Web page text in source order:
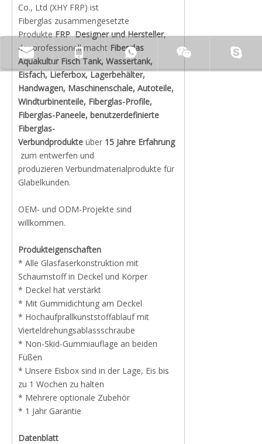
Co., Ltd (XHY FRP) ist
Fiberglas zusammengesetzte
ProdukteFRP Designer und Hersteller,
der professionell macht Fiberglas
Aquakultur Fisch Tank, Wassertank,
Eisfach, Lieferbox, Lagerbehälter,
Handwagen, Maschinenschale, Autoteile,
Windturbinenteile, Fiberglas-Profile,
Fiberglas-Paneele, benutzerdefinierte
Fiberglas-
Verbundprodukte über 15 Jahre Erfahrung
zum entwerfen und
produzieren Verbundmaterialprodukte für
Glabelkunden.
OEM- und ODM-Projekte sind
willkommen.
Produkteigenschaften
* Alle Glasfaserkonstruktion mit
Schaumstoff in Deckel und Körper
* Deckel hat verstärkt
* Mit Gummidichtung am Deckel
* Hochaufprallkunststoffablauf mit
Vierteldrehungsablassschraube
* Non-Skid-Gummiauflage an beiden
Füßen
* Unsere Eisbox sind in der Lage, Eis bis
zu 1 Wochen zu halten
* Mehrere optionale Zubehör
* 1 Jahr Garantie
Datenblatt